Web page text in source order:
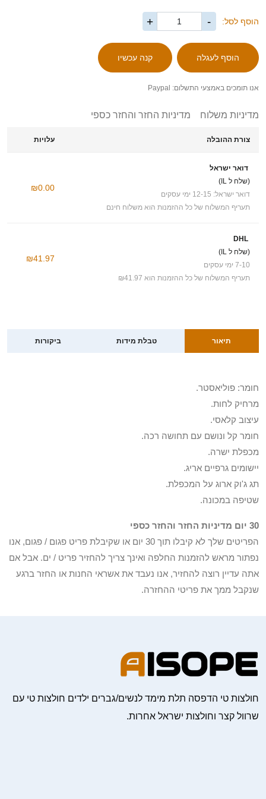
הוסף לסל: -
+
אנו תומכים באמצעי התשלום: Paypal
מדיניות משלוח מדיניות החזר והחזר כספי
צורת ההובלה עלויות
דואר ישראל
(שלח ל IL)
דואר ישראל: 12-15 ימי עסקים
תעריף המשלוח של כל ההזמנות הוא משלוח חינם
₪0.00
DHL
(שלח ל IL)
7-10 ימי עסקים
תעריף המשלוח של כל ההזמנות הוא ₪41.97
₪41.97
תיאור טבלת מידות ביקורות
חומר: פוליאסטר.
מרחיק לחות.
עיצוב קלאסי.
חומר קל ונושם עם תחושה רכה.
מכפלת ישרה.
יישומים גרפיים אריג.
תג ג'וק ארוג על המכפלת.
שטיפה במכונה.
30 יום מדיניות החזר והחזר כספי
הפריטים שלך לא קיבלו תוך 30 יום או שקיבלת פריט פגום / פגום, אנו
נפתור מראש להזמנות החלפה ואינך צריך להחזיר פריט / ים. אבל אם
אתה עדיין רוצה להחזיר, אנו נעבד את אשראי החנות או החזר ברגע
שנקבל ממך את פריטי ההחזרה.
חולצות טי הדפסה תלת מימד לנשים/גברים ילדים חולצות טי עם
שרוול קצר וחולצות ישראל אחרות.